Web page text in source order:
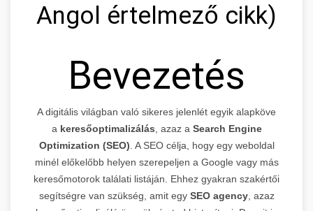
Angol értelmező cikk)
Bevezetés
A digitális világban való sikeres jelenlét egyik alapköve
a keresőoptimalizálás , azaz a Search Engine
Optimization (SEO) . A SEO célja, hogy egy weboldal
minél előkelőbb helyen szerepeljen a Google vagy más
keresőmotorok találati listáján. Ehhez gyakran szakértői
segítségre van szükség, amit egy SEO agency, azaz